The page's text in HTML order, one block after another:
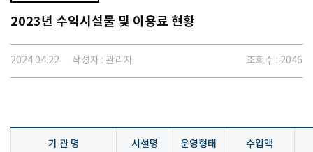
2023년 수익시설물 및 이용료 현황
2024.04.22 작성자 : 관리자 조회수 : 2046
기 관 명 시설명 운영형태 수입액